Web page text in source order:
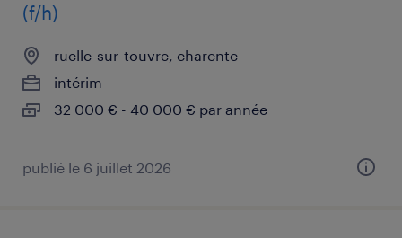
(f/h)
ruelle-sur-touvre, charente
intérim
32 000 € - 40 000 € par année
publié le 6 juillet 2026